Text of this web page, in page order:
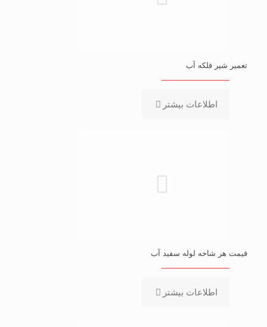
تعمیر شیر فلکه آب
اطلاعات بیشتر
قیمت هر شاخه لوله سفید آب
اطلاعات بیشتر